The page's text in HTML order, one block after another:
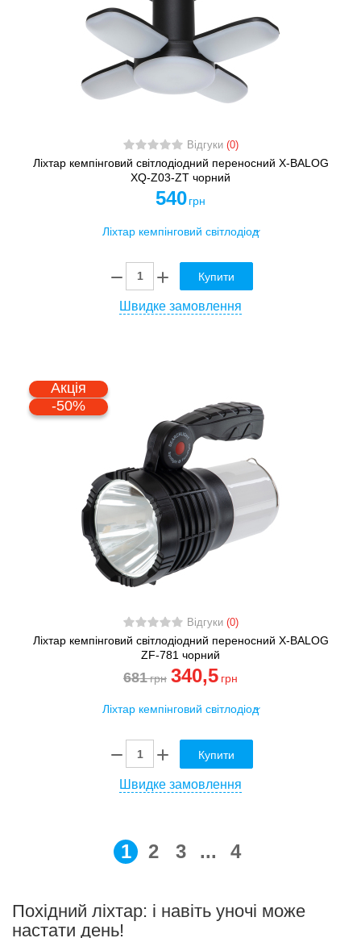
Відгуки (0)
Ліхтар кемпінговий світлодіодний переносний X-BALOG
XQ-Z03-ZT чорний
540 грн
Купити
Швидке замовлення
Акція
-50%
Відгуки (0)
Ліхтар кемпінговий світлодіодний переносний X-BALOG
ZF-781 чорний
681грн 340,5 грн
Купити
Швидке замовлення
1 2 3 ... 4
Похідний ліхтар: і навіть уночі може
настати день!